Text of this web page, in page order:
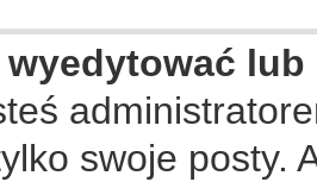
wyedytować
swoje posty.